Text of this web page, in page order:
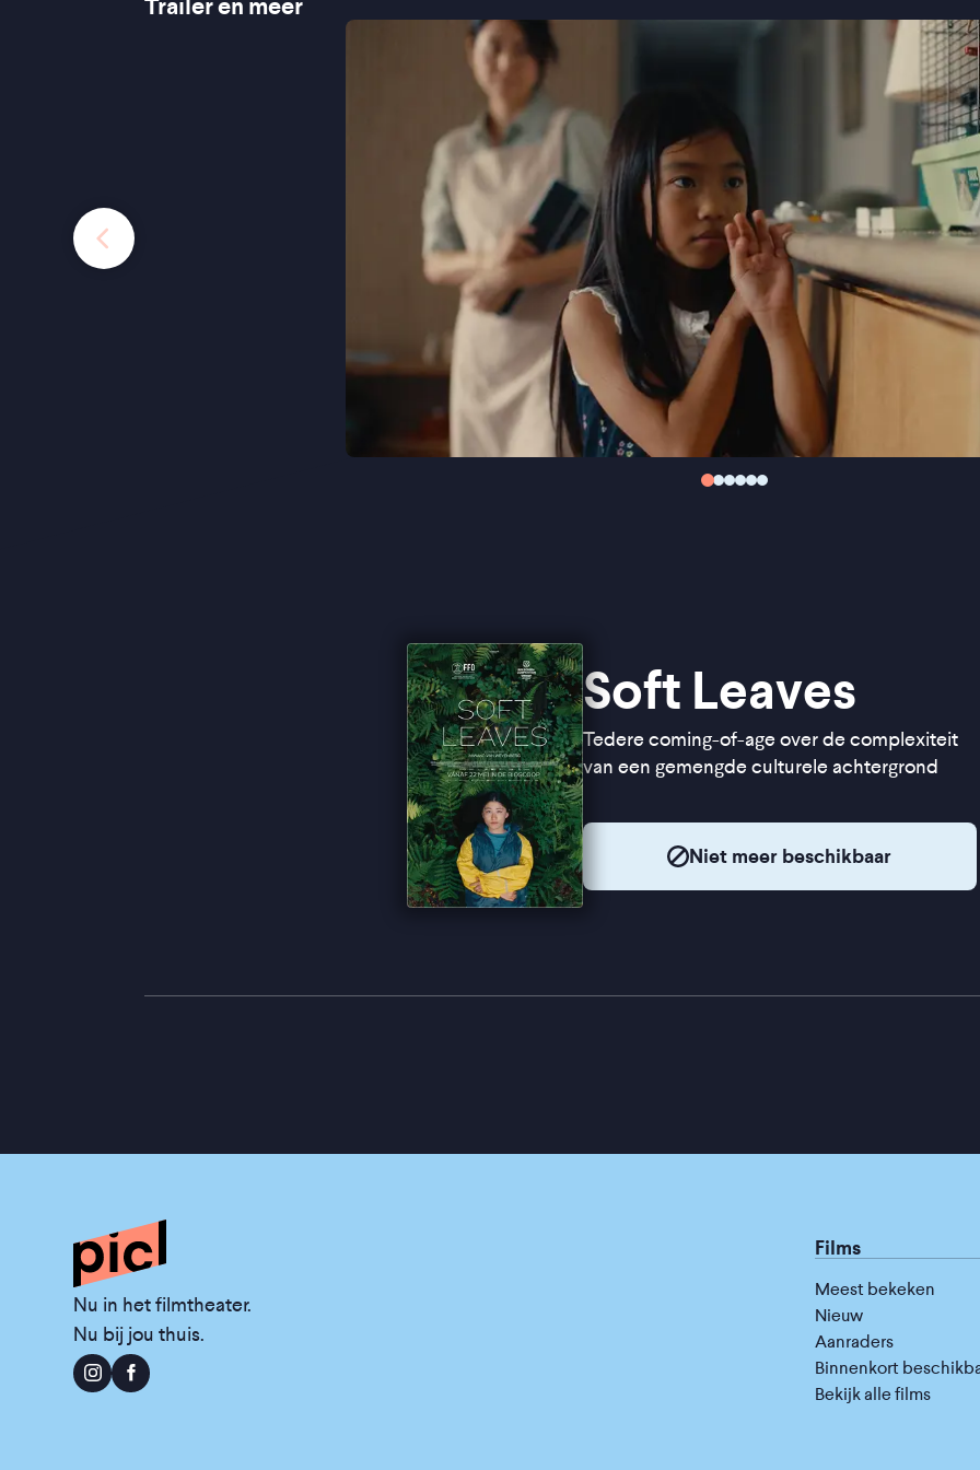
Trailer en meer
Soft Leaves
Tedere coming-of-age over de complexiteit
van een gemengde culturele achtergrond
Niet meer beschikbaar
Nu in het filmtheater.
Nu bij jou thuis.
Films
Meest bekeken
Nieuw
Aanraders
Binnenkort
Bekijk alle films